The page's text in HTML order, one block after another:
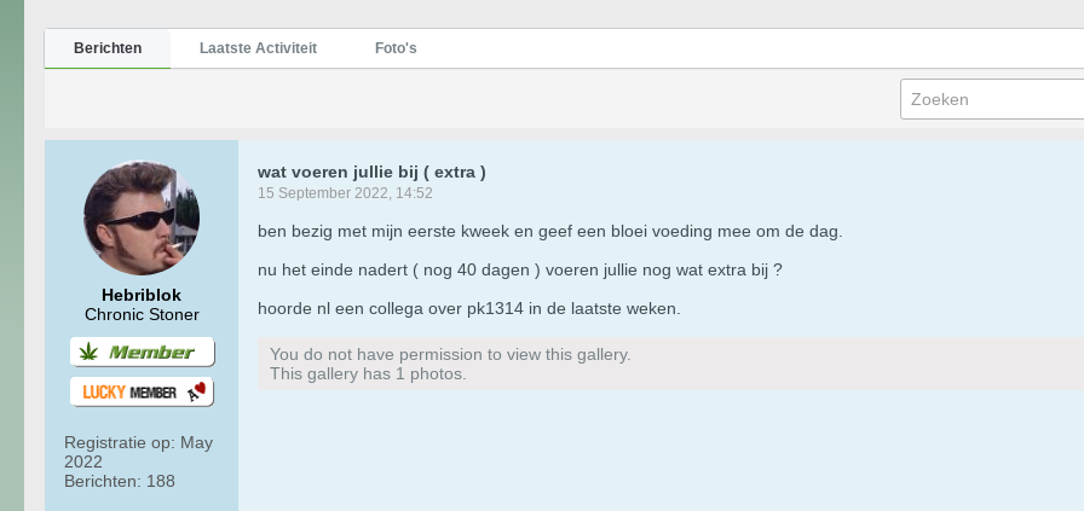
Berichten Laatste Activiteit Foto's
Hebriblok
Chronic Stoner
Registratie op: May
2022
Berichten: 188
wat voeren jullie bij ( extra )
15 September 2022, 14:52
ben bezig met mijn eerste kweek en geef een bloei voeding mee om de dag.
nu het einde nadert ( nog 40 dagen ) voeren jullie nog wat extra bij ?
hoorde nl een collega over pk1314 in de laatste weken.
You do not have permission to view this gallery.
This gallery has 1 photos.